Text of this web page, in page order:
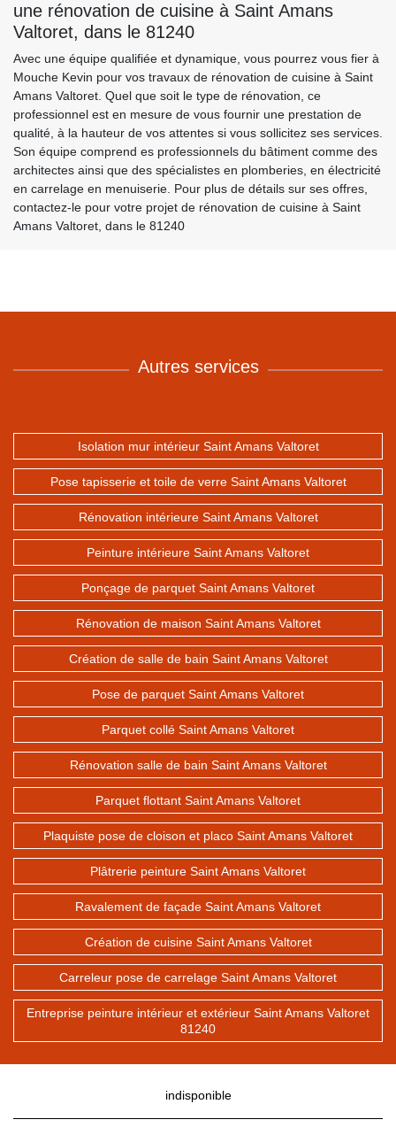
une rénovation de cuisine à Saint Amans
Valtoret, dans le 81240
Avec une équipe qualifiée et dynamique, vous pourrez vous fier à
Mouche Kevin pour vos travaux de rénovation de cuisine à Saint
Amans Valtoret. Quel que soit le type de rénovation, ce
professionnel est en mesure de vous fournir une prestation de
qualité, à la hauteur de vos attentes si vous sollicitez ses services.
Son équipe comprend es professionnels du bâtiment comme des
architectes ainsi que des spécialistes en plomberies, en électricité
en carrelage en menuiserie. Pour plus de détails sur ses offres,
contactez-le pour votre projet de rénovation de cuisine à Saint
Amans Valtoret, dans le 81240
Autres services
Isolation mur intérieur Saint Amans Valtoret
Pose tapisserie et toile de verre Saint Amans Valtoret
Rénovation intérieure Saint Amans Valtoret
Peinture intérieure Saint Amans Valtoret
Ponçage de parquet Saint Amans Valtoret
Rénovation de maison Saint Amans Valtoret
Création de salle de bain Saint Amans Valtoret
Pose de parquet Saint Amans Valtoret
Parquet collé Saint Amans Valtoret
Rénovation salle de bain Saint Amans Valtoret
Parquet flottant Saint Amans Valtoret
Plaquiste pose de cloison et placo Saint Amans Valtoret
Plâtrerie peinture Saint Amans Valtoret
Ravalement de façade Saint Amans Valtoret
Création de cuisine Saint Amans Valtoret
Carreleur pose de carrelage Saint Amans Valtoret
Entreprise peinture intérieur et extérieur Saint Amans Valtoret
81240
indisponible